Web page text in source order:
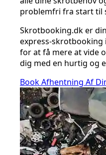
problemfri fra start til
Skrotbooking.dk er
express-skrotbooking
for at få mere at vide
dig med en hurtig og
Book Afhentning Af